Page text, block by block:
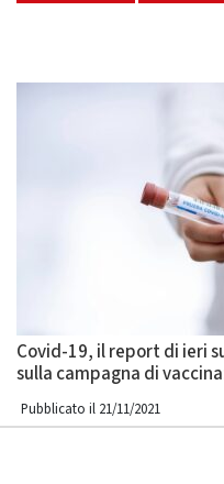
Covid-19, il report di ieri
sulla campagna di
Pubblicato il 21/11/2021